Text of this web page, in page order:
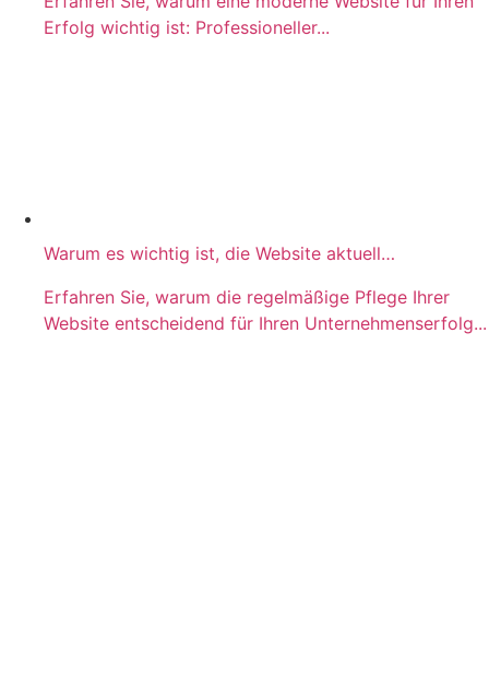
Erfolg wichtig ist: Professioneller...
Warum es wichtig ist, die Website aktuell zu halten
Erfahren Sie, warum die regelmäßige Pflege Ihrer
Website entscheidend für Ihren Unternehmenserfolg...